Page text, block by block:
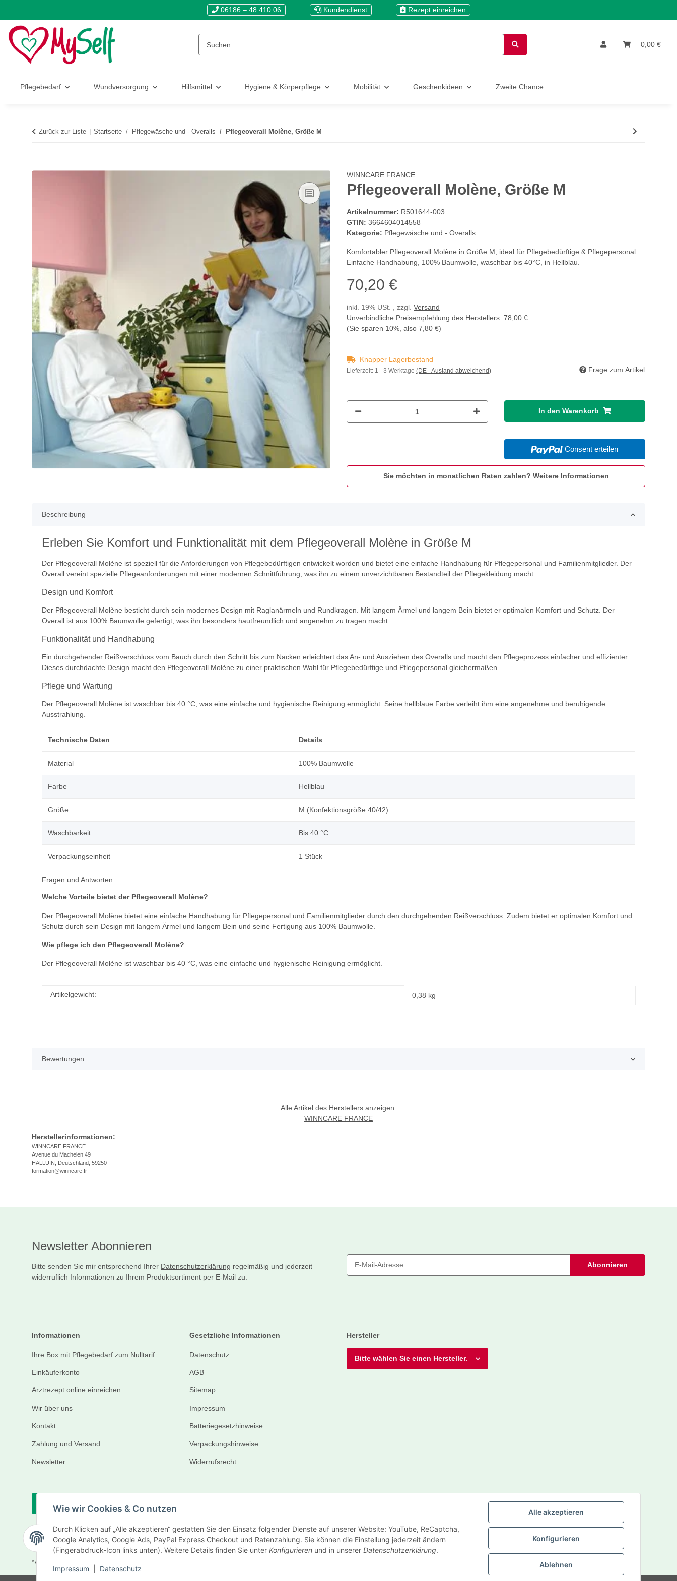
Alle akzeptieren
Konfigurieren
Ablehnen
Wie wir Cookies & Co nutzen
Durch Klicken auf „Alle akzeptieren“ gestatten Sie den Einsatz folgender Dienste auf unserer Website: YouTube, ReCaptcha,
Google Analytics, Google Ads, PayPal Express Checkout und Ratenzahlung. Sie können die Einstellung jederzeit ändern
(Fingerabdruck-Icon links unten). Weitere Details finden Sie unter Konfigurieren und in unserer Datenschutzerklärung.
Impressum Datenschutz
06186 – 48 410 06 Kundendienst Rezept einreichen
0,00 €
Pflegebedarf Wundversorgung Hilfsmittel Hygiene & Körperpflege Mobilität Geschenkideen Zweite Chance
Zurück zur Liste Startseite Pflegewäsche und - Overalls Pflegeoverall Molène, Größe M
WINNCARE FRANCE
Pflegeoverall Molène, Größe M
Artikelnummer: R501644-003
GTIN: 3664604014558
Kategorie: Pflegewäsche und - Overalls
Komfortabler Pflegeoverall Molène in Größe M, ideal für Pflegebedürftige & Pflegepersonal.
Einfache Handhabung, 100% Baumwolle, waschbar bis 40°C, in Hellblau.
70,20 €
inkl. 19% USt. , zzgl. Versand
Unverbindliche Preisempfehlung des Herstellers: 78,00 €
(Sie sparen 10%, also 7,80 €)
Knapper Lagerbestand
Lieferzeit: 1 - 3 Werktage (DE - Ausland abweichend) Frage zum Artikel
In den Warenkorb
Consent erteilen
Sie möchten in monatlichen Raten zahlen? Weitere Informationen
Beschreibung
Erleben Sie Komfort und Funktionalität mit dem Pflegeoverall Molène in Größe M
Der Pflegeoverall Molène ist speziell für die Anforderungen von Pflegebedürftigen entwickelt worden und bietet eine einfache Handhabung für Pflegepersonal und Familienmitglieder. Der
Overall vereint spezielle Pflegeanforderungen mit einer modernen Schnittführung, was ihn zu einem unverzichtbaren Bestandteil der Pflegekleidung macht.
Design und Komfort
Der Pflegeoverall Molène besticht durch sein modernes Design mit Raglanärmeln und Rundkragen. Mit langem Ärmel und langem Bein bietet er optimalen Komfort und Schutz. Der
Overall ist aus 100% Baumwolle gefertigt, was ihn besonders hautfreundlich und angenehm zu tragen macht.
Funktionalität und Handhabung
Ein durchgehender Reißverschluss vom Bauch durch den Schritt bis zum Nacken erleichtert das An- und Ausziehen des Overalls und macht den Pflegeprozess einfacher und effizienter.
Dieses durchdachte Design macht den Pflegeoverall Molène zu einer praktischen Wahl für Pflegebedürftige und Pflegepersonal gleichermaßen.
Pflege und Wartung
Der Pflegeoverall Molène ist waschbar bis 40 °C, was eine einfache und hygienische Reinigung ermöglicht. Seine hellblaue Farbe verleiht ihm eine angenehme und beruhigende
Ausstrahlung.
Technische Daten Details
Material 100% Baumwolle
Farbe Hellblau
Größe M (Konfektionsgröße 40/42)
Waschbarkeit Bis 40 °C
Verpackungseinheit 1 Stück
Fragen und Antworten
Welche Vorteile bietet der Pflegeoverall Molène?
Der Pflegeoverall Molène bietet eine einfache Handhabung für Pflegepersonal und Familienmitglieder durch den durchgehenden Reißverschluss. Zudem bietet er optimalen Komfort und
Schutz durch sein Design mit langem Ärmel und langem Bein und seine Fertigung aus 100% Baumwolle.
Wie pflege ich den Pflegeoverall Molène?
Der Pflegeoverall Molène ist waschbar bis 40 °C, was eine einfache und hygienische Reinigung ermöglicht.
Produkteigenschaft
Wert
Artikelgewicht: 0,38 kg
Bewertungen
Alle Artikel des Herstellers anzeigen:
WINNCARE FRANCE
Herstellerinformationen:
WINNCARE FRANCE
Avenue du Machelen 49
HALLUIN, Deutschland, 59250
formation@winncare.fr
Newsletter Abonnieren
Bitte senden Sie mir entsprechend Ihrer Datenschutzerklärung regelmäßig und jederzeit
widerruflich Informationen zu Ihrem Produktsortiment per E-Mail zu.
Abonnieren
Informationen
Ihre Box mit Pflegebedarf zum Nulltarif
Einkäuferkonto
Arztrezept online einreichen
Wir über uns
Kontakt
Zahlung und Versand
Newsletter
Gesetzliche Informationen
Datenschutz
AGB
Sitemap
Impressum
Batteriegesetzhinweise
Verpackungshinweise
Widerrufsrecht
Hersteller
Bitte wählen Sie einen Hersteller.
Vertrag widerrufen
* Alle Preise inkl. gesetzlicher USt., zzgl.